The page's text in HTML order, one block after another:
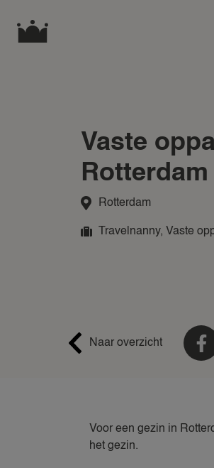
Vaste
Rotterdam
Travelnanny, Vaste
Naar overzicht
Voor een gezin in
het gezin.